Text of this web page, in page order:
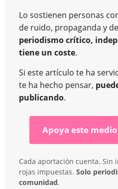
Lo sostienen personas
de ruido, propaganda y
periodismo crítico,
tiene un coste.
Si este artículo te ha
te ha hecho pensar,
publicando.
Apoya este
Cada aportación cuenta. Sin
rojas impuestas. Solo
comunidad.